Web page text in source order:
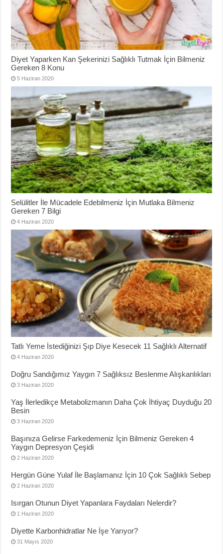
Diyet Yaparken Kan Şekerinizi Sağlıklı Tutmak İçin Bilmeniz
Gereken 8 Konu
5 Haziran 2020
Selülitler İle Mücadele Edebilmeniz İçin Mutlaka Bilmeniz
Gereken 7 Bilgi
4 Haziran 2020
Tatlı Yeme İstediğinizi Şıp Diye Kesecek 11 Sağlıklı Alternatif
4 Haziran 2020
Doğru Sandığımız Yaygın 7 Sağlıksız Beslenme Alışkanlıkları
3 Haziran 2020
Yaş İlerledikçe Metabolizmanın Daha Çok İhtiyaç Duyduğu 20
Besin
3 Haziran 2020
Başınıza Gelirse Farkedemeniz İçin Bilmeniz Gereken 4
Yaygın Depresyon Çeşidi
2 Haziran 2020
Hergün Güne Yulaf İle Başlamanız İçin 10 Çok Sağlıklı Sebep
2 Haziran 2020
Isırgan Otunun Diyet Yapanlara Faydaları Nelerdir?
1 Haziran 2020
Diyette Karbonhidratlar Ne İşe Yarıyor?
31 Mayıs 2020